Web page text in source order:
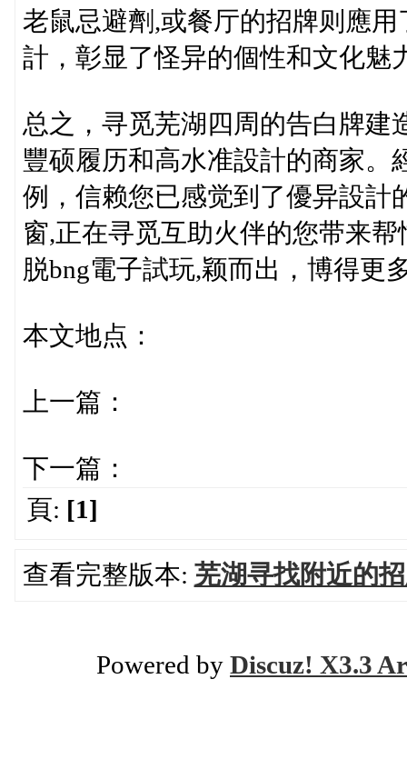
老鼠忌避劑,或餐厅的招牌则應
計，彰显了怪异的個性和文化魅
总之，寻觅芜湖四周的告白牌建
豐硕履历和高水准設計的商家。
例，信赖您已感觉到了優异設計
窗,正在寻觅互助火伴的您带来
脱bng電子試玩,颖而出，博得更
本文地点：
上一篇：
下一篇：
頁: [1]
查看完整版本: 芜湖寻找附近的
Powered by Discuz! X3.3